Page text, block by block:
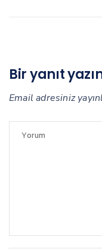
Bir yanıt
Email adresiniz